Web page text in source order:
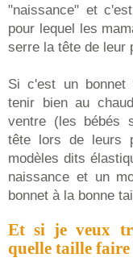
"naissance" et
pour lequel les
serre la tête de leur
Si c'est un bonnet
tenir bien au
ventre (les bébés
tête lors de leurs
modèles dits
naissance et un
bonnet à la bonne
Et si je veux
quelle taille faire